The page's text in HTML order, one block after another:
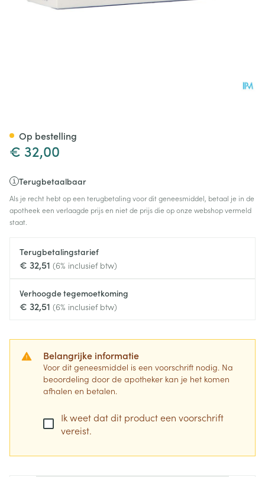
€ 32,00
Terugbetaalbaar
Als je recht hebt op een terugbetaling voor dit geneesmiddel, betaal je in de
apotheek een verlaagde prijs en niet de prijs die op onze webshop vermeld
staat.
Terugbetalingstarief
€ 32,51 (6% inclusief btw)
Verhoogde tegemoetkoming
€ 32,51 (6% inclusief btw)
Belangrijke informatie
Voor dit geneesmiddel is een voorschrift nodig. Na
beoordeling door de apotheker kan je het komen
afhalen en betalen.
Ik weet dat dit product een voorschrift
vereist.
Op bestelling